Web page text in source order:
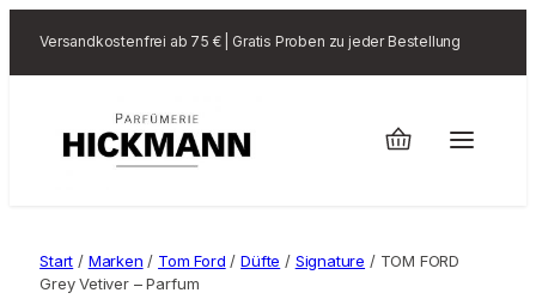
Versandkostenfrei ab 75 € | Gratis Proben zu jeder Bestellung
Start / Marken / Tom Ford /Düfte / Signature / TOM FORD
Grey Vetiver – Parfum